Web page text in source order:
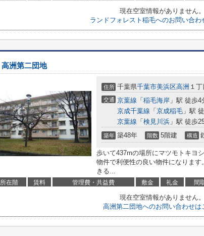
現在空室情報がありません。
ランドフォレスト稲毛へのお問い合わ
高洲第二団地
住所 千葉県千葉市美浜区高洲 １丁
交通 京葉線 「 稲毛海岸 」駅 徒歩4
京成千葉線 「 京成稲毛 」駅
京葉線 「 検見川浜 」駅 徒歩
築年 築48年 階数 5階建 構造
歩いて437mの場所にマツモトキヨ
物件で利便性の良い物件になりま
きる...
所在階 賃料 管理費・共益費 敷金 礼金 間
現在空室情報がありません。
高洲第二団地へのお問い合わせは